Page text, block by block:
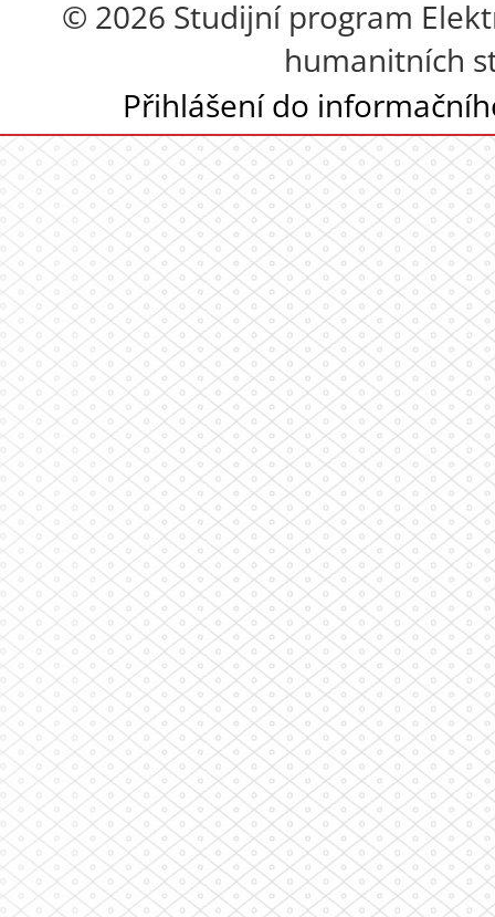
© 2026 Studijní program
humanitních
Přihlášení do